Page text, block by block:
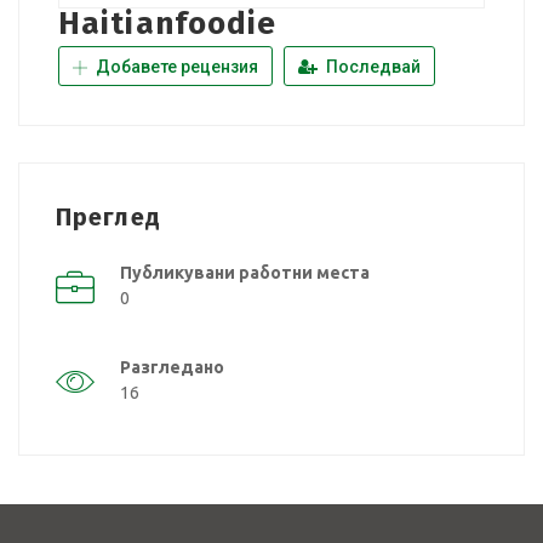
Haitianfoodie
Добавете рецензия Последвай
Преглед
Публикувани работни места
0
Разгледано
16